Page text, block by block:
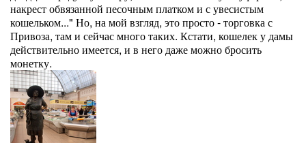
накрест обвязанной песочным платком и с увесистым
кошельком..." Но, на мой взгляд, это просто - торговка с
Привоза, там и сейчас много таких. Кстати, кошелек у дамы
действительно имеется, и в него даже можно бросить
монетку.